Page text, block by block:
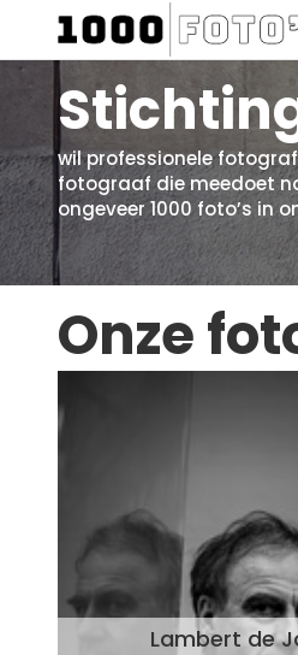
wil professionele
fotograaf die meedoet
ongeveer 1000 foto’s in
Onze
Lambert de